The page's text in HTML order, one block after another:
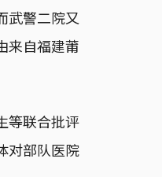
武警二院又
来自福建莆
等联合批评
对部队医院